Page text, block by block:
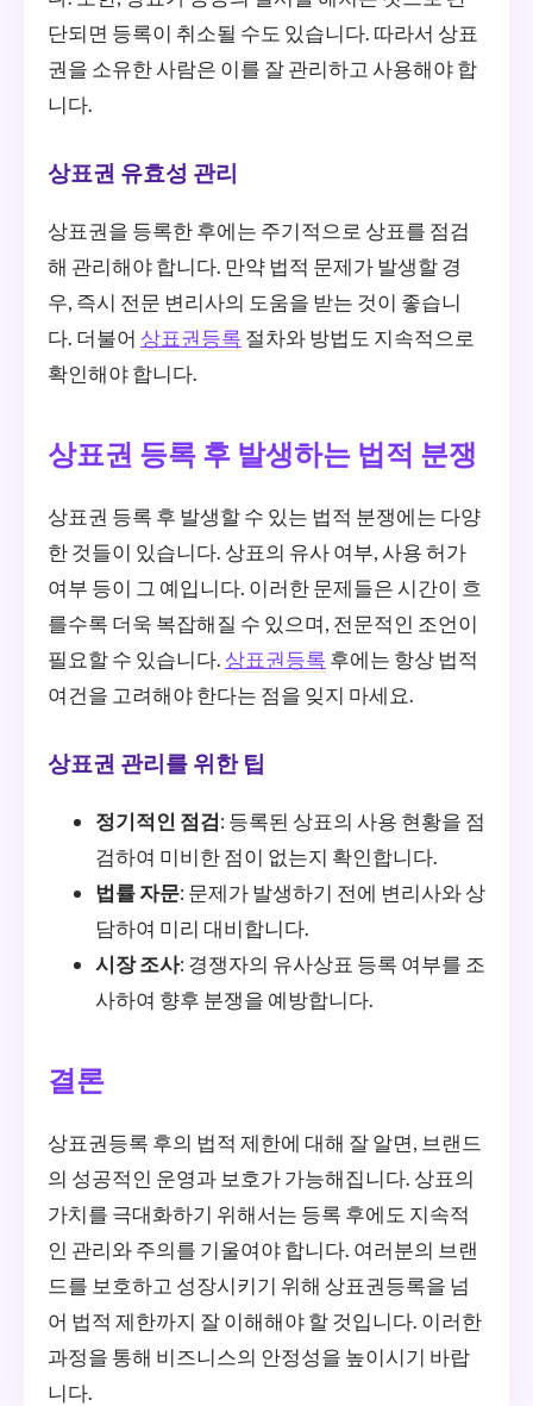
단되면 등록이 취소될 수도 있습니다. 따라서 상표
권을 소유한 사람은 이를 잘 관리하고 사용해야 합
니다.
상표권 유효성 관리
상표권을 등록한 후에는 주기적으로 상표를 점검
해 관리해야 합니다. 만약 법적 문제가 발생할 경
우, 즉시 전문 변리사의 도움을 받는 것이 좋습니
다. 더불어 상표권등록 절차와 방법도 지속적으로
확인해야 합니다.
상표권 등록 후 발생하는 법적 분쟁
상표권 등록 후 발생할 수 있는 법적 분쟁에는 다양
한 것들이 있습니다. 상표의 유사 여부, 사용 허가
여부 등이 그 예입니다. 이러한 문제들은 시간이 흐
를수록 더욱 복잡해질 수 있으며, 전문적인 조언이
필요할 수 있습니다. 상표권등록 후에는 항상 법적
여건을 고려해야 한다는 점을 잊지 마세요.
상표권 관리를 위한 팁
정기적인 점검: 등록된 상표의 사용 현황을 점
검하여 미비한 점이 없는지 확인합니다.
법률 자문: 문제가 발생하기 전에 변리사와 상
담하여 미리 대비합니다.
시장 조사: 경쟁자의 유사상표 등록 여부를 조
사하여 향후 분쟁을 예방합니다.
결론
상표권등록 후의 법적 제한에 대해 잘 알면, 브랜드
의 성공적인 운영과 보호가 가능해집니다. 상표의
가치를 극대화하기 위해서는 등록 후에도 지속적
인 관리와 주의를 기울여야 합니다. 여러분의 브랜
드를 보호하고 성장시키기 위해 상표권등록을 넘
어 법적 제한까지 잘 이해해야 할 것입니다. 이러한
과정을 통해 비즈니스의 안정성을 높이시기 바랍
니다.